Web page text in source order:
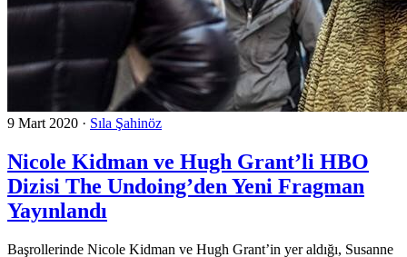
9 Mart 2020 · Sıla Şahinöz
Nicole Kidman ve Hugh Grant’li HBO
Dizisi The Undoing’den Yeni Fragman
Yayınlandı
Başrollerinde Nicole Kidman ve Hugh Grant’in yer aldığı, Susanne